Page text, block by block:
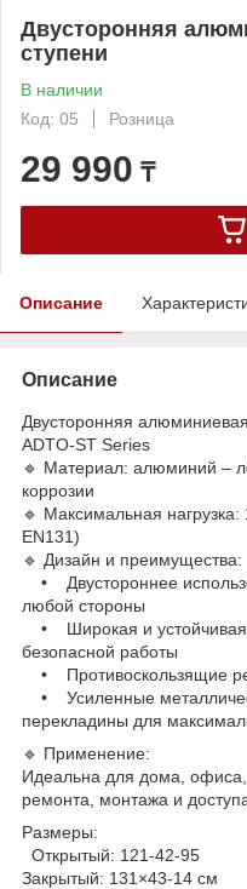
Двусторонняя
ступени
В наличии
Код: 05
Розница
29 990 ₸
Описание
Описание
Двусторонняя
ADTO-ST Series
🔹 Материал: алюминий –
коррозии
🔹 Максимальная нагрузка:
EN131)
🔹 Дизайн и преимущества:
• Двустороннее
любой стороны
• Широкая и устойчивая
безопасной работы
• Противоскользящие
• Усиленные
перекладины для
🔹 Применение:
Идеальна для дома, офиса,
ремонта, монтажа и
Размеры:
Открытый: 121-42-95
Закрытый: 131×43-14 см